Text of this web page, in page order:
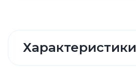
Характеристики